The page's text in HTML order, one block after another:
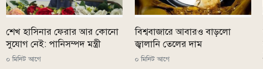
শেখ হাসিনার ফেরার আর কোনো
সুযোগ নেই: পানিসম্পদ মন্ত্রী
০ মিনিট আগে
বিশ্ববাজারে আবারও বাড়লো
জ্বালানি তেলের দাম
০ মিনিট আগে